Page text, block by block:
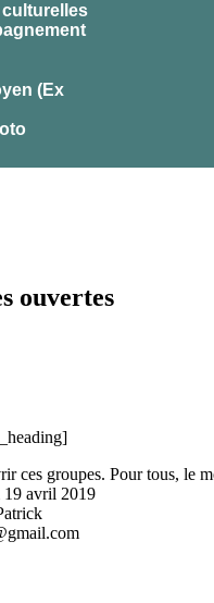
(Ex
ouvertes
ces groupes. Pour tous, le
19 avril 2019